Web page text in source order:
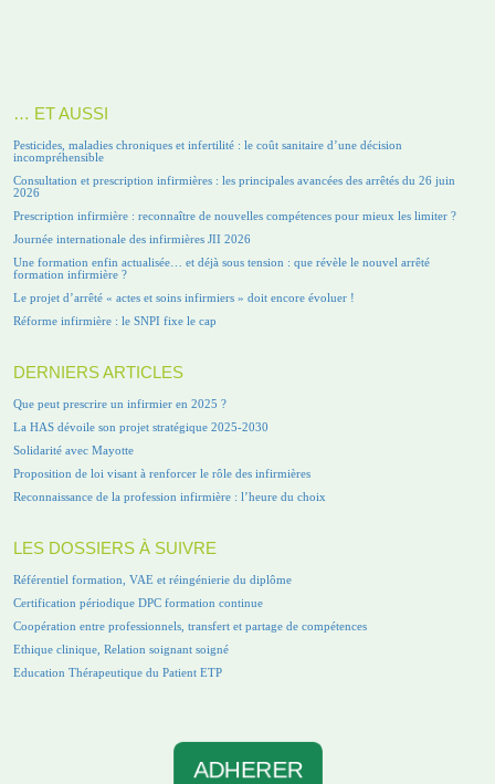
… ET AUSSI
Pesticides, maladies chroniques et infertilité : le coût sanitaire d’une décision
incompréhensible
Consultation et prescription infirmières : les principales avancées des arrêtés du 26 juin
2026
Prescription infirmière : reconnaître de nouvelles compétences pour mieux les limiter ?
Journée internationale des infirmières JII 2026
Une formation enfin actualisée… et déjà sous tension : que révèle le nouvel arrêté
formation infirmière ?
Le projet d’arrêté « actes et soins infirmiers » doit encore évoluer !
Réforme infirmière : le SNPI fixe le cap
DERNIERS ARTICLES
Que peut prescrire un infirmier en 2025 ?
La HAS dévoile son projet stratégique 2025-2030
Solidarité avec Mayotte
Proposition de loi visant à renforcer le rôle des infirmières
Reconnaissance de la profession infirmière : l’heure du choix
LES DOSSIERS À SUIVRE
Référentiel formation, VAE et réingénierie du diplôme
Certification périodique DPC formation continue
Coopération entre professionnels, transfert et partage de compétences
Ethique clinique, Relation soignant soigné
Education Thérapeutique du Patient ETP
ADHERER